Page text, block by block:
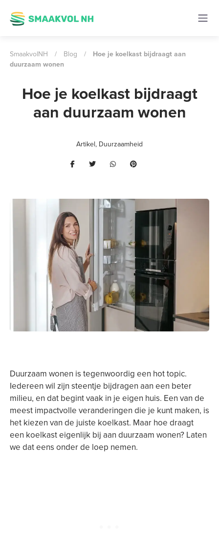
SmaakvolNH / Blog /
Hoe je koelkast bijdraagt aan
duurzaam wonen
Hoe je koelkast bijdraagt
aan duurzaam wonen
Artikel, Duurzaamheid
Duurzaam wonen is tegenwoordig een hot topic.
Iedereen wil zijn steentje bijdragen aan een beter
milieu, en dat begint vaak in je eigen huis. Een van de
meest impactvolle veranderingen die je kunt maken, is
het kiezen van de juiste koelkast. Maar hoe draagt
een koelkast eigenlijk bij aan duurzaam wonen? Laten
we dat eens onder de loep nemen.